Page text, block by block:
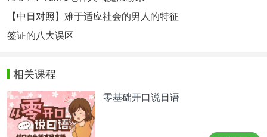
【中日对照】难于适应社会的男人的特征
签证的八大误区
相关课程
零基础开口说日语